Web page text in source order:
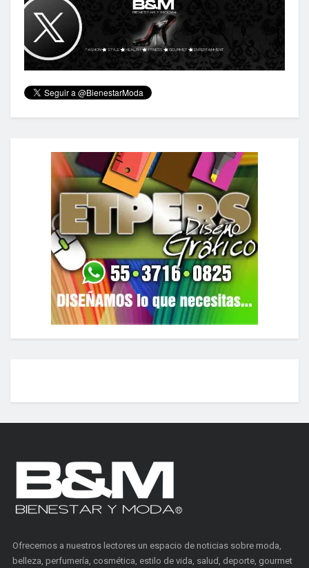
Ofrecemos a nuestros lectores un espacio de noticias sobre moda,
belleza, perfumería, cosmética, estilo de vida, salud, deporte, gourmet